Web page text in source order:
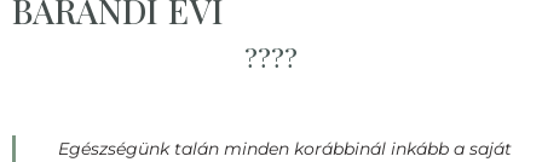
BÁRÁNDI ÉVI
????
Egészségünk talán minden korábbinál inkább a saját